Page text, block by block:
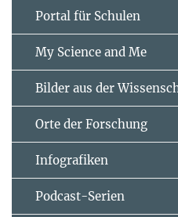
Portal für Schulen
My Science and Me
Bilder aus der
Orte der Forschung
Infografiken
Podcast-Serien